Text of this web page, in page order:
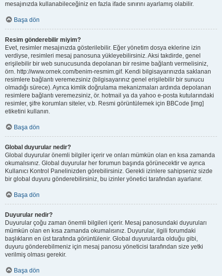
mesajınızda kullanabileceğiniz en fazla ifade sınırını ayarlamış olabilir.
Başa dön
Resim gönderebilir miyim?
Evet, resimler mesajınızda gösterilebilir. Eğer yönetim dosya eklerine izin
verdiyse, resimleri mesaj panosuna yükleyebilirsiniz. Aksi takdirde, genel
erişilebilir bir web sunucusunda depolanan bir resime bağlantı vermelisiniz,
örn. http://www.ornek.com/benim-resmim.gif. Kendi bilgisayarınızda saklanan
resimlere bağlantı veremezsiniz (bilgisayarınız genel erişilebilir bir sunucu
olmadığı sürece). Ayrıca kimlik doğrulama mekanizmaları ardında depolanan
resimlere bağlantı veremezsiniz, ör. hotmail ya da yahoo e-posta kutularındaki
resimler, şifre korumları siteler, v.b. Resmi görüntülemek için BBCode [img]
etiketini kullanın.
Başa dön
Global duyurular nedir?
Global duyurular önemli bilgiler içerir ve onları mümkün olan en kısa zamanda
okumalısınız. Global duyurular her forumun başında görünecektir ve ayrıca
Kullanıcı Kontrol Panelinizden görebilirsiniz. Gerekli izinlere sahipseniz sizde
bir global duyuru gönderebilirsiniz, bu izinler yönetici tarafından ayarlanır.
Başa dön
Duyurular nedir?
Duyurular çoğu zaman önemli bilgileri içerir. Mesaj panosundaki duyuruları
mümkün olan en kısa zamanda okumalısınız. Duyurular, ilgili forumdaki
başlıkların en üst tarafında görüntülenir. Global duyurularda olduğu gibi,
duyuru gönderebilmeniz için mesaj panosu yöneticisi tarafından size yetki
verilmiş olması gerekir.
Başa dön